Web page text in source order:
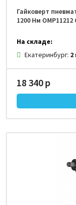
Гайковерт
1200 Нм OMP11212
На складе:
Екатеринбург: 2
18 340 р